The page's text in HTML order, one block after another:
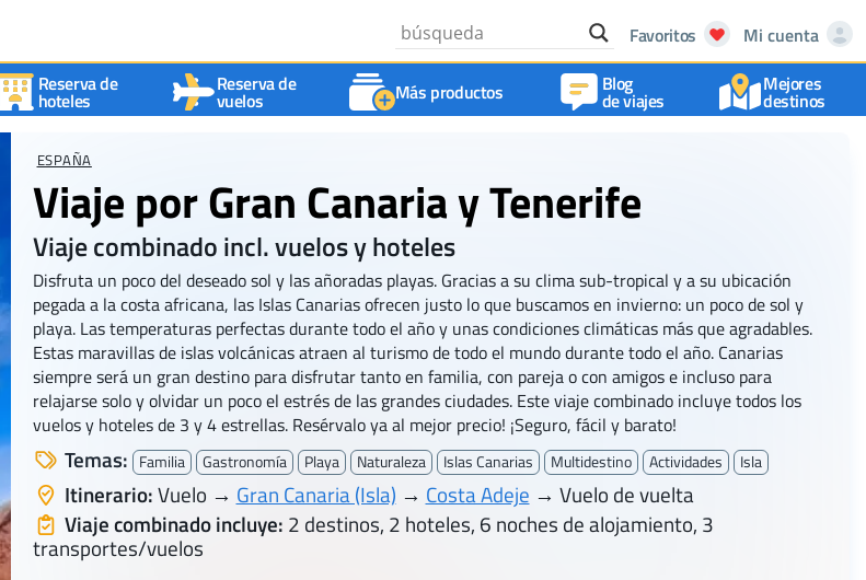
Favoritos
Mi cuenta
Reserva de
hoteles
Reserva de
vuelos Más productos Blog
de viajes
Mejores
destinos
ESPAÑA
Viaje por Gran Canaria y Tenerife
Viaje combinado incl. vuelos y hoteles
Disfruta un poco del deseado sol y las añoradas playas. Gracias a su clima sub-tropical y a su ubicación
pegada a la costa africana, las Islas Canarias ofrecen justo lo que buscamos en invierno: un poco de sol y
playa. Las temperaturas perfectas durante todo el año y unas condiciones climáticas más que agradables.
Estas maravillas de islas volcánicas atraen al turismo de todo el mundo durante todo el año. Canarias
siempre será un gran destino para disfrutar tanto en familia, con pareja o con amigos e incluso para
relajarse solo y olvidar un poco el estrés de las grandes ciudades. Este viaje combinado incluye todos los
vuelos y hoteles de 3 y 4 estrellas. Resérvalo ya al mejor precio! ¡Seguro, fácil y barato!
Temas: Familia Gastronomía Playa Naturaleza Islas Canarias Multidestino Actividades Isla
Itinerario:Vuelo → Gran Canaria (Isla) → Costa Adeje → Vuelo de vuelta
Viaje combinado incluye: 2 destinos, 2 hoteles, 6 noches de alojamiento, 3
transportes/vuelos